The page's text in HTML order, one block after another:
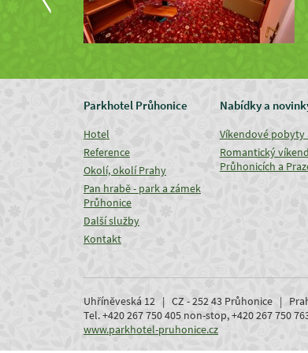
Parkhotel Průhonice
Hotel
Reference
Okolí, okolí Prahy
Pan hrabě - park a zámek
Průhonice
Další služby
Kontakt
Nabídky a
Víkendové pobyty
Romantický
Průhonicích a
Uhříněveská 12 | CZ - 252 43 Průhonice |
Tel. +420 267 750 405 non-stop, +420 267 750
www.parkhotel-pruhonice.cz